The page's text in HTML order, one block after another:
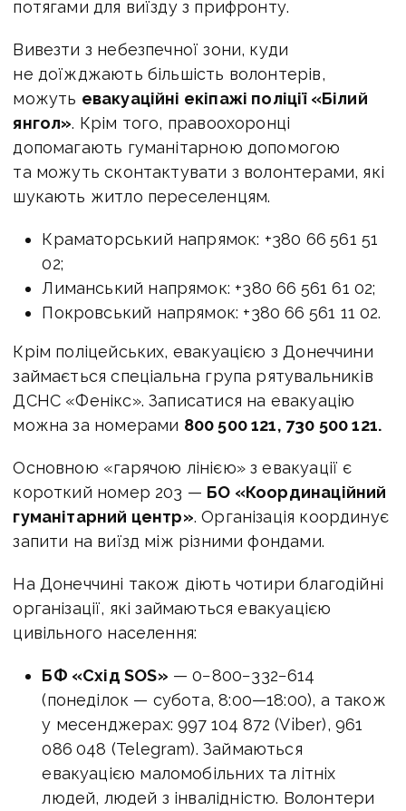
потягами для виїзду з прифронту.
Вивезти з небезпечної зони, куди
не доїжджають більшість волонтерів,
можуть евакуаційні екіпажі поліції «Білий
янгол». Крім того, правоохоронці
допомагають гуманітарною допомогою
та можуть сконтактувати з волонтерами, які
шукають житло переселенцям.
Краматорський напрямок: +380 66 561 51
02;
Лиманський напрямок: +380 66 561 61 02;
Покровський напрямок: +380 66 561 11 02.
Крім поліцейських, евакуацією з Донеччини
займається спеціальна група рятувальників
ДСНС «Фенікс». Записатися на евакуацію
можна за номерами 800 500 121, 730 500 121.
Основною «гарячою лінією» з евакуації є
короткий номер 203 — БО «Координаційний
гуманітарний центр». Організація координує
запити на виїзд між різними фондами.
На Донеччині також діють чотири благодійні
організації, які займаються евакуацією
цивільного населення:
БФ «Схід SOS» — 0−800−332−614
(понеділок — субота,8:00—18:00), а також
у месенджерах: 997 104 872 (Viber), 961
086 048 (Telegram). Займаються
евакуацією маломобільних та літніх
людей, людей з інвалідністю. Волонтери